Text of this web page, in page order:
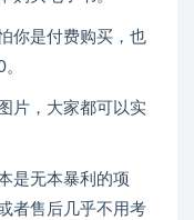
你是付费购买，也
片，大家都可以实
是无本暴利的项
者售后几乎不用考